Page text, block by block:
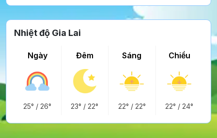
Nhiệt độ Gia Lai
Ngày
25° /26°
Đêm
23° /22°
Sáng
22° / 22°
Chiều
22° /24°